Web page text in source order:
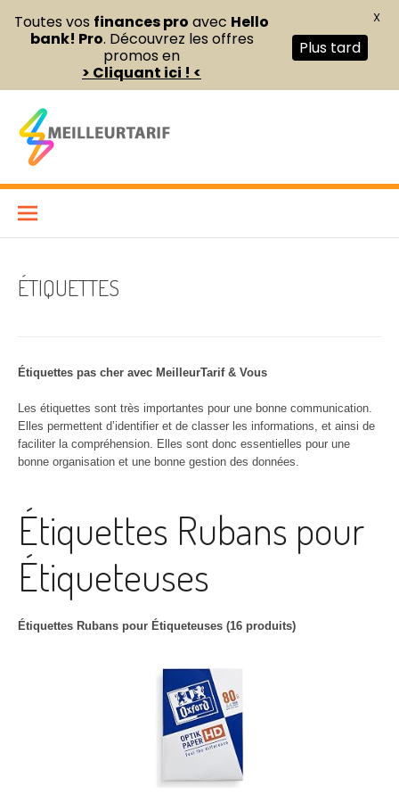
contenu
Meilleur Tarif
ÉTIQUETTES
Étiquettes pas cher avec MeilleurTarif & Vous
Les étiquettes sont très importantes pour une bonne communication.
Elles permettent d’identifier et de classer les informations, et ainsi de
faciliter la compréhension. Elles sont donc essentielles pour une
bonne organisation et une bonne gestion des données.
Étiquettes Rubans pour
Étiqueteuses
Étiquettes Rubans pour Étiqueteuses (16 produits)
Toutes vos finances pro avec Hello
bank! Pro. Découvrez les offres
promos en
> Cliquant ici ! <
Plus tard
X